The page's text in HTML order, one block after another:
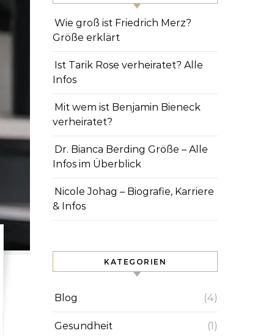
Wie groß ist Friedrich Merz?
Größe erklärt
Ist Tarik Rose verheiratet? Alle
Infos
Mit wem ist Benjamin Bieneck
verheiratet?
Dr. Bianca Berding Größe – Alle
Infos im Überblick
Nicole Johag – Biografie, Karriere
& Infos
KATEGORIEN
Blog (4)
Gesundheit (1)